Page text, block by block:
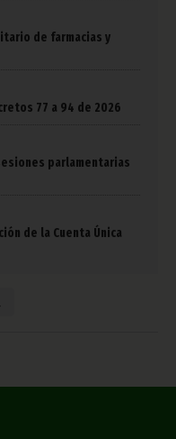
de farmacias y
77 a 94 de 2026
parlamentarias
de la Cuenta Única